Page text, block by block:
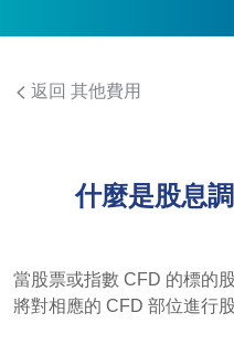
返回 其他費用
什麼是股息
當股票或指數 CFD 的標的
將對相應的 CFD 部位進行股